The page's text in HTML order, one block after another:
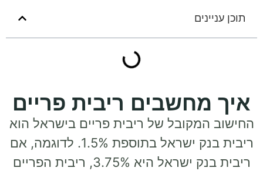
ריבית פריים
של ריבית פריים בישראל הוא
ריבית בנק ישראל בתוספת 1.5%. לדוגמה, אם
ריבית בנק ישראל היא 3.75%, ריבית הפריים